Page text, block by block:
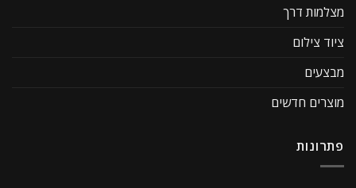
מצלמות דרך
ציוד צילום
מבצעים
מוצרים חדשים
פתרונות